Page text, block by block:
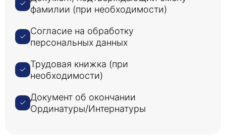
фамилии (при необходимости)
Согласие на обработку
персональных данных
Трудовая книжка (при
необходимости)
Документ об окончании
Ординатуры/Интернатуры